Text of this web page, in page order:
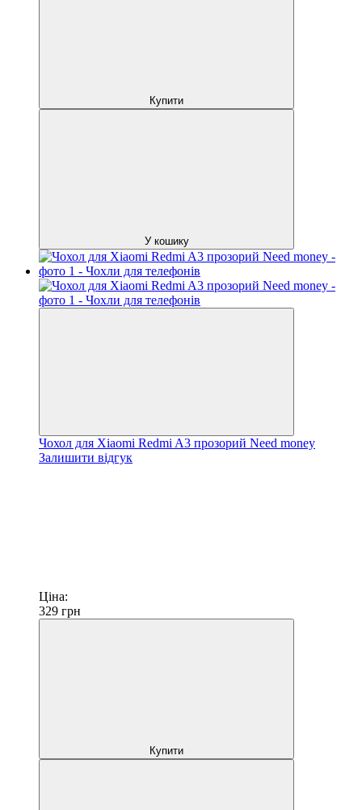
Купити
У кошику
Чохол для Xiaomi Redmi A3 прозорий Need money
Залишити відгук
Ціна:
329 грн
Купити